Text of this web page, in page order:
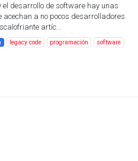
desarrollo de software hay unas
a no pocos desarrolladores.
artíc...
legacy code programación
software